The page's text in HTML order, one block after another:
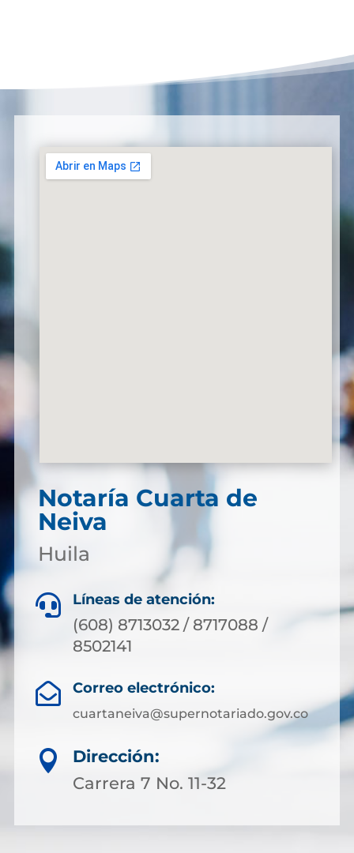
Notaría Cuarta de
Neiva
Huila
 Líneas de atención:
(608) 8713032 / 8717088 /
8502141
 Correo electrónico:
cuartaneiva@supernotariado.gov.co

Dirección:
Carrera 7 No. 11-32